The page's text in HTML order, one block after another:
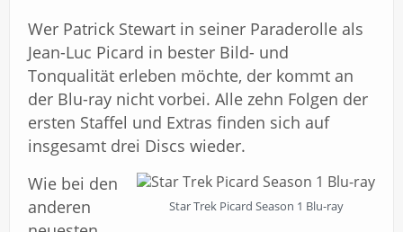
Wer Patrick Stewart in seiner Paraderolle als
Jean-Luc Picard in bester Bild- und
Tonqualität erleben möchte, der kommt an
der Blu-ray nicht vorbei. Alle zehn Folgen der
ersten Staffel und Extras finden sich auf
insgesamt drei Discs wieder.
Star Trek Picard Season 1 Blu-ray
Wie bei den
anderen